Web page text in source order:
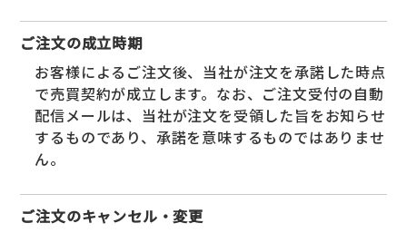
ご注文の成立時期
お客様によるご注文後、当社が注文を承諾した時点
で売買契約が成立します。なお、ご注文受付の自動
配信メールは、当社が注文を受領した旨をお知らせ
するものであり、承諾を意味するものではありませ
ん。
ご注文のキャンセル・変更